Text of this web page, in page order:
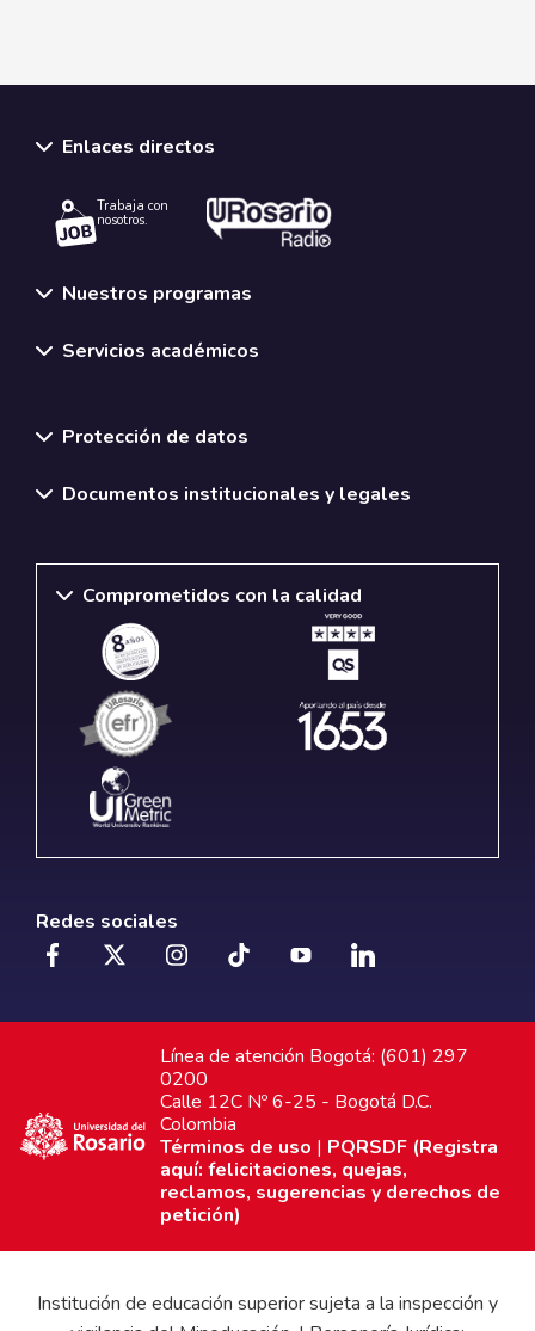
Enlaces directos
Trabaja con
nosotros.
Nuestros programas
Servicios académicos
Protección de datos
Documentos institucionales y legales
Comprometidos con la calidad
Redes sociales
Línea de atención Bogotá: (601) 297
0200
Calle 12C Nº 6-25 - Bogotá D.C.
Colombia
Términos de uso | PQRSDF (Registra
aquí: felicitaciones, quejas,
reclamos, sugerencias y derechos de
petición)
Institución de educación superior sujeta a la inspección y